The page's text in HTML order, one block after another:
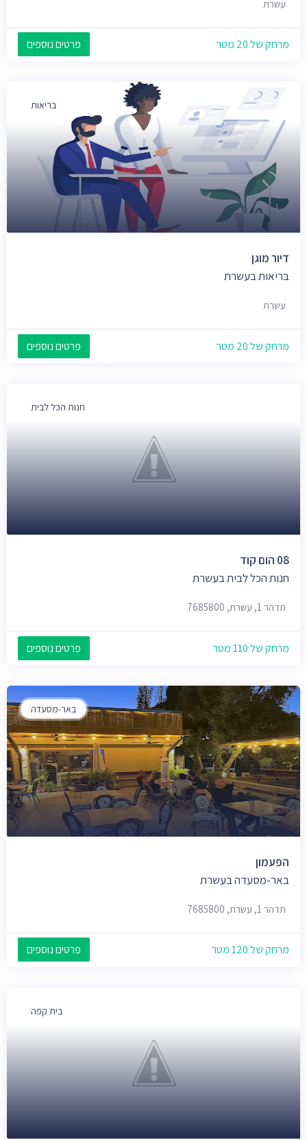
עשרת
מרחק של 20 מטר פרטים נוספים
בריאות
דיור מוגן
בריאות בעשרת
עשרת
מרחק של 20 מטר פרטים נוספים
חנות הכל לבית
08 הום קוד
חנות הכל לבית בעשרת
תדהר 1, עשרת, 7685800
מרחק של 110 מטר פרטים נוספים
באר-מסעדה
הפעמון
באר-מסעדה בעשרת
תדהר 1, עשרת, 7685800
מרחק של 120 מטר פרטים נוספים
בית קפה